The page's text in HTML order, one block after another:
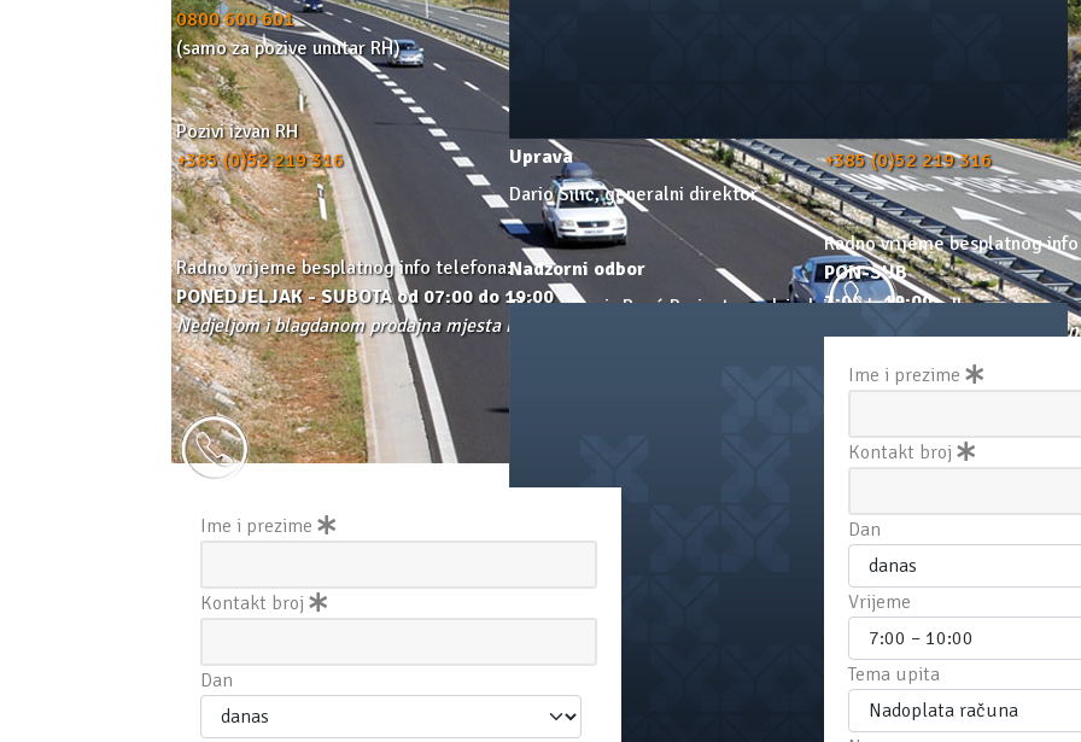
0800 600 601
(samo za pozive unutar RH)
Pozivi izvan RH
+385 (0)52 219 316
Radno vrijeme besplatnog info telefona:
PONEDJELJAK - SUBOTA od 07:00 do 19:00
Nedjeljom i blagdanom prodajna mjesta ne rade.
+385 (0)52 219 316
Radno vrijeme besplatnog
PON-SUB
7:00 – 19:00
Nedjeljom i blagdanom
Uprava
Dario Silić, generalni direktor
Nadzorni odbor
Thierry Denis René Parizot, predsjednik nadzornog odbora
Darko Bubalo, zamjenik predsjednika nadzornog odbora
Sébastien Pejoan, član nadzornog odbora
Snježana Ceković, član nadzornog odbora
Marko Boras Mandić, član nadzornog odbora
Roseline Chin Chwang Legrand, član nadzornog odbora